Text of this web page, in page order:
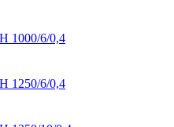
1000/6/0,4
1250/6/0,4